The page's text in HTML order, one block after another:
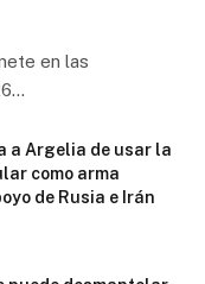
en las
a Argelia de usar la
como arma
de Rusia e Irán